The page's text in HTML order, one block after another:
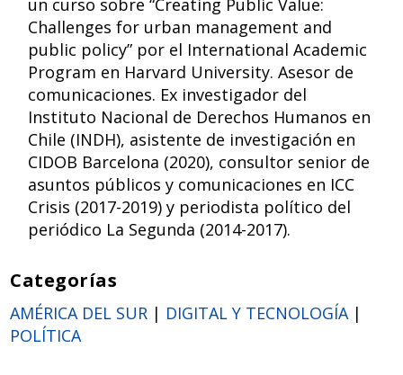
un curso sobre “Creating Public Value:
Challenges for urban management and
public policy” por el International Academic
Program en Harvard University. Asesor de
comunicaciones. Ex investigador del
Instituto Nacional de Derechos Humanos en
Chile (INDH), asistente de investigación en
CIDOB Barcelona (2020), consultor senior de
asuntos públicos y comunicaciones en ICC
Crisis (2017-2019) y periodista político del
periódico La Segunda (2014-2017).
Categorías
AMÉRICA DEL SUR | DIGITAL Y TECNOLOGÍA|
POLÍTICA